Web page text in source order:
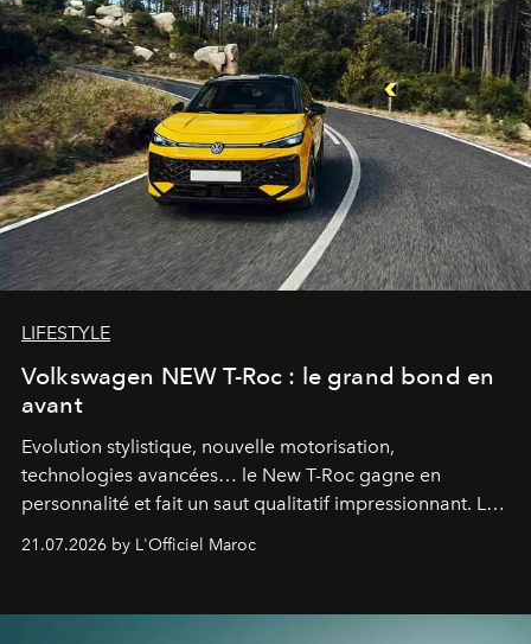
LIFESTYLE
Volkswagen NEW T-Roc : le grand bond en
avant
Evolution stylistique, nouvelle motorisation,
technologies avancées… le New T-Roc gagne en
personnalité et fait un saut qualitatif impressionnant. Le
constructeur allemand a revu en profondeur son SUV
fétiche pour le rendre plus premium. Et le pari semble
21.07.2026 by L'Officiel Maroc